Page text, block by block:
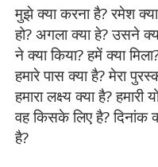
मुझे क्या करना है? रमेश
हो? अगला क्या हे? उसने
ने क्या किया? हमें क्या
हमारे पास क्या है? मेरा
हमारा लक्ष्य क्या है?
वह किसके लिए है? दिनांक
है?